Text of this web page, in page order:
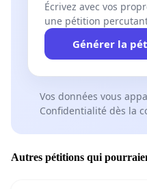
Écrivez avec vos
une pétition
Générer la
Vos données vous
Confidentialité dès la
Autres pétitions qui